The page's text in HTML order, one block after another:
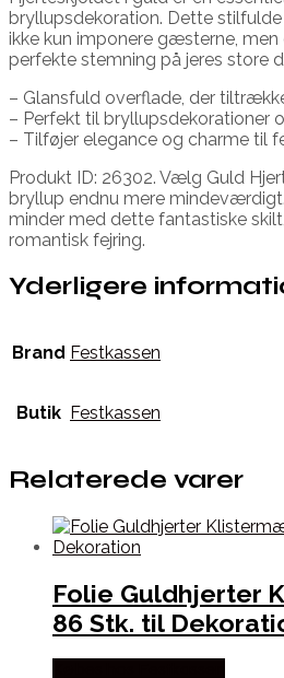
bryllupsdekoration. Dette
ikke kun imponere gæsterne,
perfekte stemning på jeres store
– Glansfuld overflade, der
– Perfekt til bryllupsdekorationer
– Tilføjer elegance og charme til
Produkt ID: 26302. Vælg Guld
bryllup endnu mere
minder med dette fantastiske
romantisk fejring.
Yderligere
Brand Festkassen
Butik Festkassen
Relaterede varer
Folie Guldhjerter
86 Stk. til